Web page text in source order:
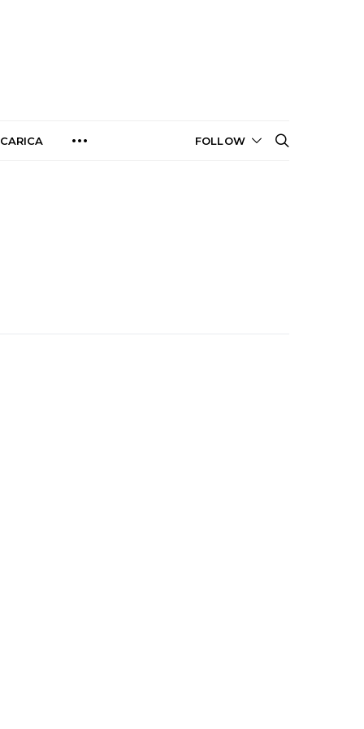
FOLLOW